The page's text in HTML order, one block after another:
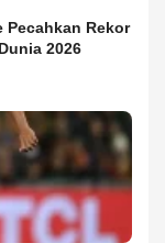
Pecahkan Rekor
2026